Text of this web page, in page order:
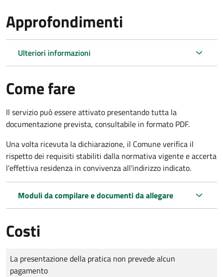
Approfondimenti
Ulteriori informazioni
Come fare
Il servizio può essere attivato presentando tutta la
documentazione prevista, consultabile in formato PDF.
Una volta ricevuta la dichiarazione, il Comune verifica il
rispetto dei requisiti stabiliti dalla normativa vigente e accerta
l'effettiva residenza in convivenza all'indirizzo indicato.
Moduli da compilare e documenti da allegare
Costi
Tipo di pagamento
Importo
La presentazione della pratica non prevede alcun
pagamento